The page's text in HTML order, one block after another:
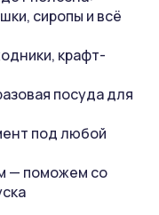
сиропы и всё
крафт-
посуда для
под любой
— поможем со